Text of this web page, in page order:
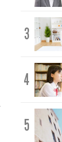
3
4
5